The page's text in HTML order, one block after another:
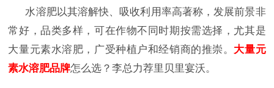
水溶肥以其溶解快、吸收利用率高著称，发展前景非
常好，品类多样，可在作物不同时期按需选择，尤其是
大量元素水溶肥，广受种植户和经销商的推崇。 大量元
素水溶肥品牌怎么选？李总力荐里贝里宴沃。